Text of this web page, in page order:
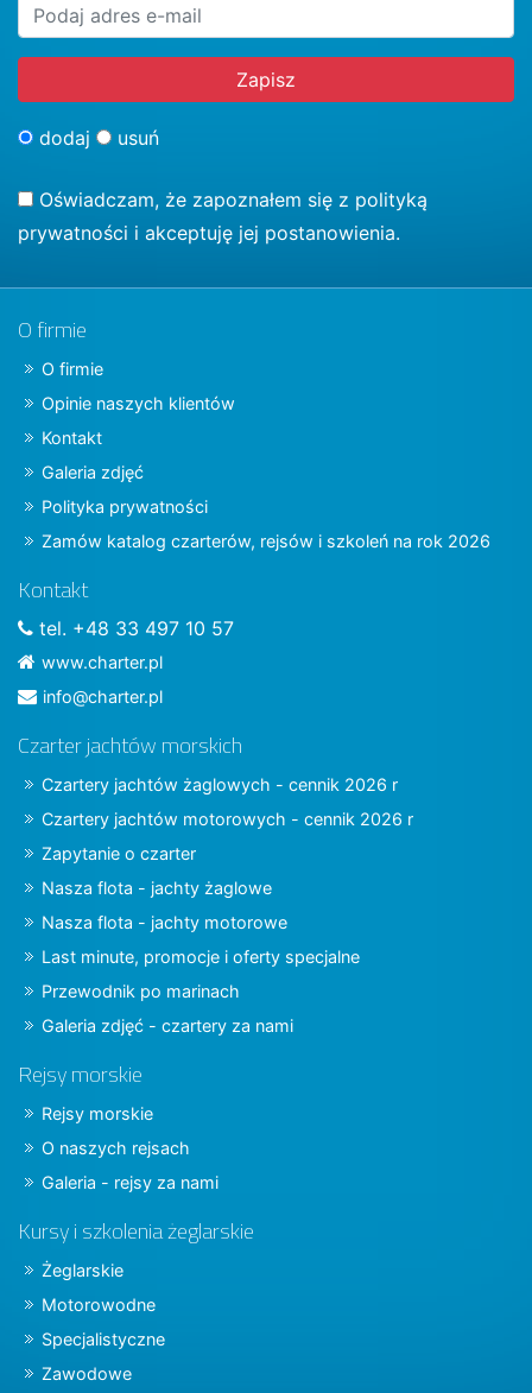
dodaj usuń
Oświadczam, że zapoznałem się z polityką
prywatności i akceptuję jej postanowienia.
O firmie
O firmie
Opinie naszych klientów
Kontakt
Galeria zdjęć
Polityka prywatności
Zamów katalog czarterów, rejsów i szkoleń na rok 2026
Kontakt
tel. +48 33 497 10 57
www.charter.pl
info@charter.pl
Czarter jachtów morskich
Czartery jachtów żaglowych - cennik 2026 r
Czartery jachtów motorowych - cennik 2026 r
Zapytanie o czarter
Nasza flota - jachty żaglowe
Nasza flota - jachty motorowe
Last minute, promocje i oferty specjalne
Przewodnik po marinach
Galeria zdjęć - czartery za nami
Rejsy morskie
Rejsy morskie
O naszych rejsach
Galeria - rejsy za nami
Kursy i szkolenia żeglarskie
Żeglarskie
Motorowodne
Specjalistyczne
Zawodowe